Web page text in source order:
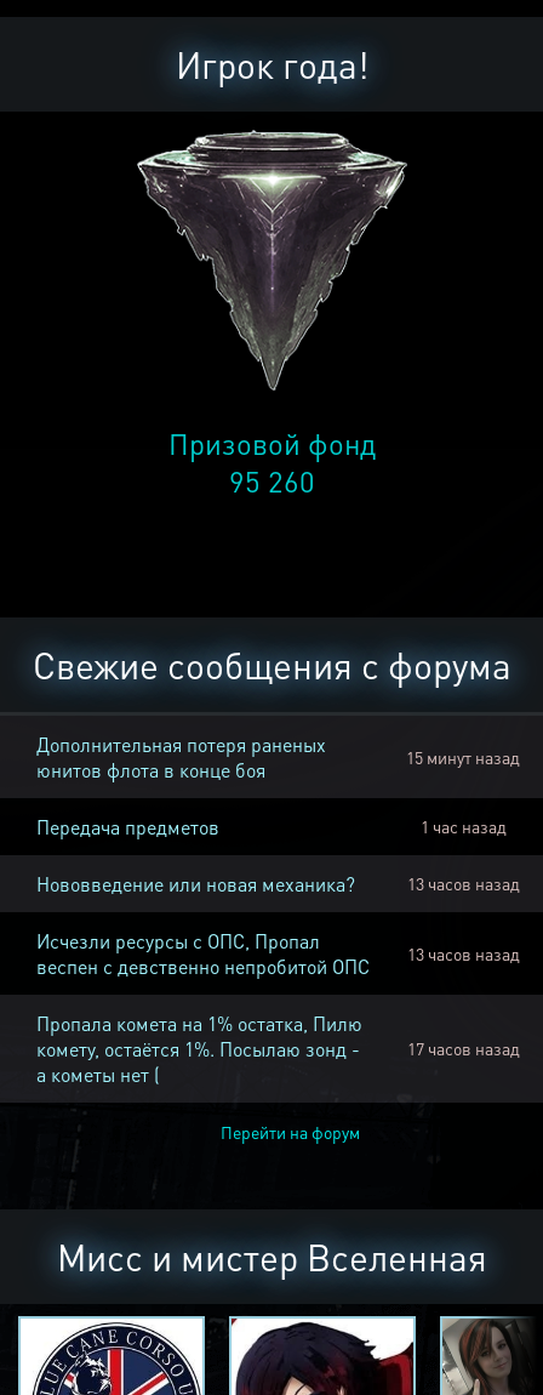
Игрок года!
Призовой фонд
95 260
Свежие сообщения с форума
Дополнительная потеря раненых
юнитов флота в конце боя
15 минут назад
Передача предметов 1 час назад
Нововведение или новая механика? 13 часов назад
Исчезли ресурсы с ОПС, Пропал
веспен с девственно непробитой ОПС
13 часов назад
Пропала комета на 1% остатка, Пилю
комету, остаётся 1%. Посылаю зонд -
а кометы нет (
17 часов назад
Перейти на форум
Мисс и мистер Вселенная